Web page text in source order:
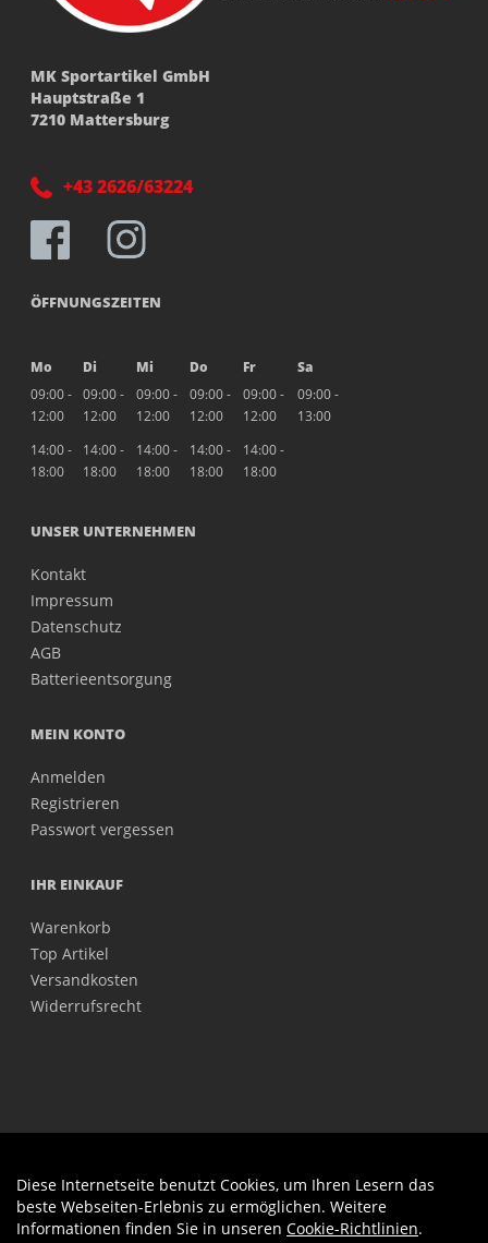
MK Sportartikel GmbH
Hauptstraße 1
7210 Mattersburg
+43 2626/63224
ÖFFNUNGSZEITEN
Mo Di Mi Do Fr
Sa
09:00 -
12:00
09:00 -
12:00
09:00 -
12:00
09:00 -
12:00
09:00 -
12:00
09:00 -
13:00
14:00 -
18:00
14:00 -
18:00
14:00 -
18:00
14:00 -
18:00
14:00 -
18:00
UNSER UNTERNEHMEN
Kontakt
Impressum
Datenschutz
AGB
Batterieentsorgung
MEIN KONTO
Anmelden
Registrieren
Passwort vergessen
IHR EINKAUF
Warenkorb
Top Artikel
Versandkosten
Widerrufsrecht
Diese Internetseite benutzt Cookies, um Ihren Lesern das
beste Webseiten-Erlebnis zu ermöglichen. Weitere
Informationen finden Sie in unseren Cookie-Richtlinien.
Auftrag widerrufen